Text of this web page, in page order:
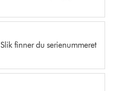
Slik finner du serienummeret